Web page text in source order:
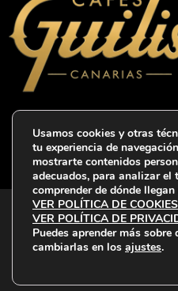
Usamos cookies y otras
tu experiencia de
mostrarte contenidos
adecuados, para analizar
comprender de dónde
VER POLÍTICA DE COOKIES
VER POLÍTICA DE
Puedes aprender más
cambiarlas en los ajustes.